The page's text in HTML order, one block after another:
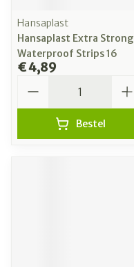
Hansaplast
Hansaplast Extra Strong
Waterproof Strips 16
€ 4,89
Bestel